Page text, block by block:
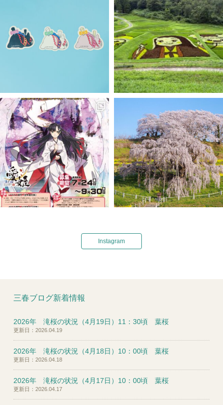
Instagram
三春ブログ新着情報
2026年 滝桜の状況（4月19日）11：30頃 葉桜
更新日：2026.04.19
2026年 滝桜の状況（4月18日）10：00頃 葉桜
更新日：2026.04.18
2026年 滝桜の状況（4月17日）10：00頃 葉桜
更新日：2026.04.17